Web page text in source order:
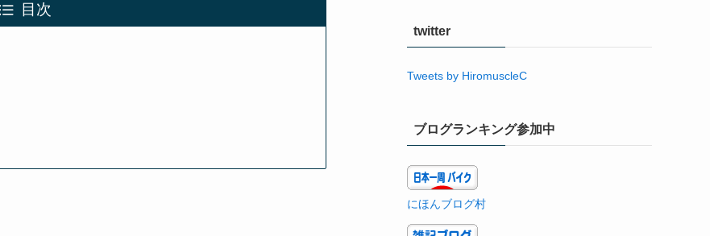
目次
twitter
Tweets by HiromuscleC
ブログランキング参加中
にほんブログ村